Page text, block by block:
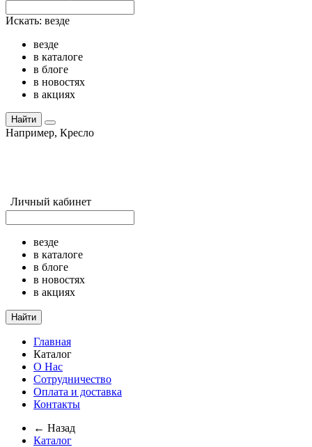
Искать: везде
везде
в каталоге
в блоге
в новостях
в акциях
Найти
Например, Кресло
Личный кабинет
везде
в каталоге
в блоге
в новостях
в акциях
Найти
Главная
Каталог
О Нас
Сотрудничество
Оплата и доставка
Контакты
← Назад
Каталог